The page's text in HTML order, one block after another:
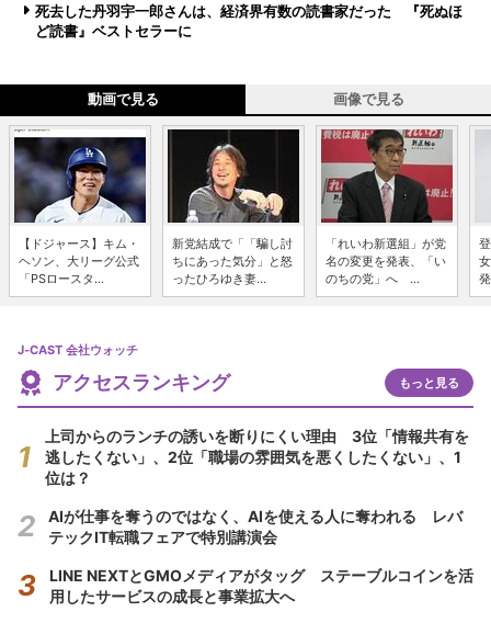
死去した丹羽宇一郎さんは、経済界有数の読書家だった 『死ぬほ
ど読書』ベストセラーに
動画で見る 画像で見る
【ドジャース】キム・
ヘソン、大リーグ公式
「PSロースタ...
新党結成で「「騙し討
ちにあった気分」と怒
ったひろゆき妻...
「れいわ新選組」が党
名の変更を発表、「い
のちの党」へ ...
J-CAST 会社ウォッチ
アクセスランキング もっと見る
上司からのランチの誘いを断りにくい理由 3位「情報共有を
逃したくない」、2位「職場の雰囲気を悪くしたくない」、1
位は？
AIが仕事を奪うのではなく、AIを使える人に奪われる レバ
テックIT転職フェアで特別講演会
LINE NEXTとGMOメディアがタッグ ステーブルコインを活
用したサービスの成長と事業拡大へ